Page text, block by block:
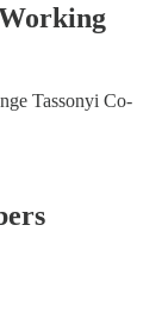
Tassonyi Co-